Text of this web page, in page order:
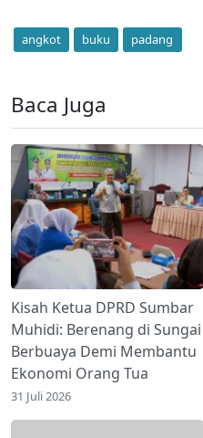
angkot buku padang
Baca Juga
Kisah Ketua DPRD Sumbar
Muhidi: Berenang di Sungai
Berbuaya Demi Membantu
Ekonomi Orang Tua
31 Juli 2026